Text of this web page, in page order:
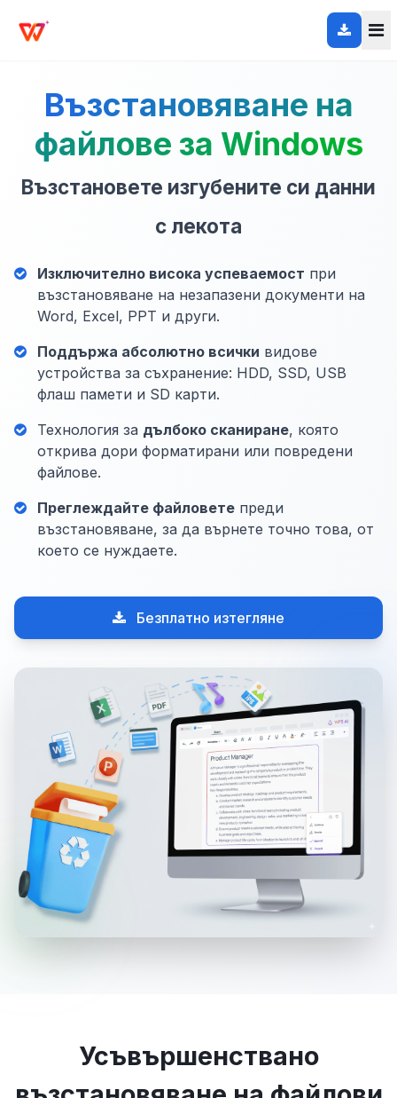
Възстановяване на
файлове за Windows
Възстановете изгубените си данни
с лекота
Изключително висока успеваемост при
възстановяване на незапазени документи на
Word, Excel, PPT и други.
Поддържа абсолютно всички видове
устройства за съхранение: HDD, SSD, USB
флаш памети и SD карти.
Технология за дълбоко сканиране, която
открива дори форматирани или повредени
файлове.
Преглеждайте файловете преди
възстановяване, за да върнете точно това, от
което се нуждаете.
Безплатно изтегляне
Усъвършенствано